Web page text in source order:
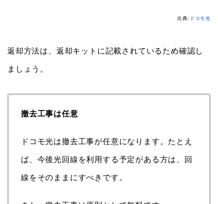
出典: ドコモ光
返却方法は、返却キットに記載されているため確認し
ましょう。
撤去工事は任意
ドコモ光は撤去工事が任意になります。たとえ
ば、今後光回線を利用する予定がある方は、回
線をそのままにすべきです。